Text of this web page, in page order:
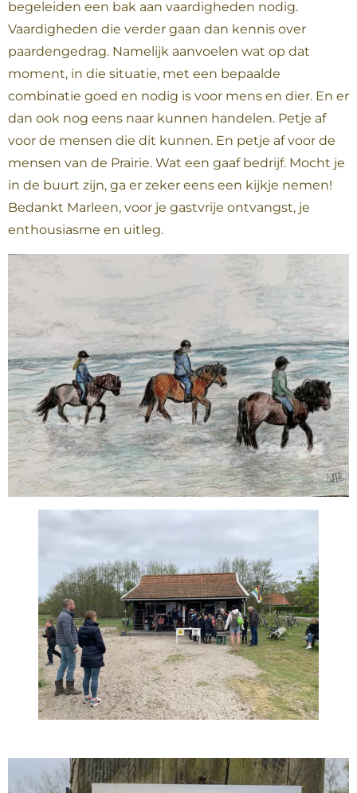
begeleiden een bak aan vaardigheden nodig.
Vaardigheden die verder gaan dan kennis over
paardengedrag. Namelijk aanvoelen wat op dat
moment, in die situatie, met een bepaalde
combinatie goed en nodig is voor mens en dier. En er
dan ook nog eens naar kunnen handelen. Petje af
voor de mensen die dit kunnen. En petje af voor de
mensen van de Prairie. Wat een gaaf bedrijf. Mocht je
in de buurt zijn, ga er zeker eens een kijkje nemen!
Bedankt Marleen, voor je gastvrije ontvangst, je
enthousiasme en uitleg.